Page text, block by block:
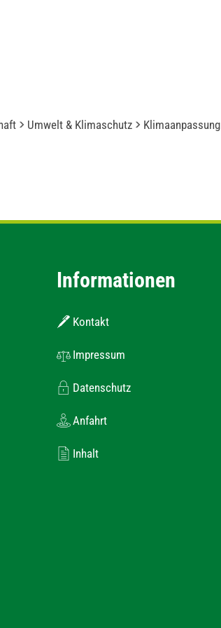
Umwelt & Klimaschutz Klimaanpassung
Informationen
Kontakt
Impressum
Datenschutz
Anfahrt
Inhalt